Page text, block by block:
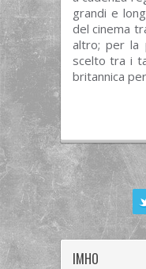
grandi e
del cinema
altro; per la
scelto tra i
britannica
IMHO